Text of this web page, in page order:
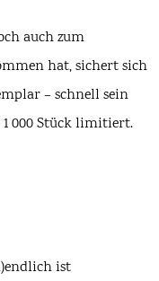
auch zum
hat, sichert sich
– schnell sein
000 Stück limitiert.
ist